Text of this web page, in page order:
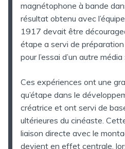
magnétophone à bande
résultat obtenu avec
1917 devait être
étape a servi de
pour l’essai d’un autre média
Ces expériences ont une
qu’étape dans le
créatrice et ont servi de
ultérieures du cinéaste.
liaison directe avec le
devient en effet centrale,